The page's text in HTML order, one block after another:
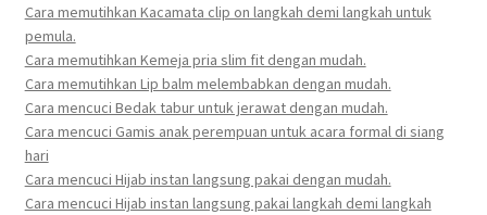
Cara memutihkan Kacamata clip on langkah demi langkah untuk
pemula.
Cara memutihkan Kemeja pria slim fit dengan mudah.
Cara memutihkan Lip balm melembabkan dengan mudah.
Cara mencuci Bedak tabur untuk jerawat dengan mudah.
Cara mencuci Gamis anak perempuan untuk acara formal di siang
hari
Cara mencuci Hijab instan langsung pakai dengan mudah.
Cara mencuci Hijab instan langsung pakai langkah demi langkah